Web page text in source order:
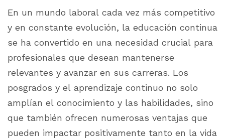
En un mundo laboral cada vez más competitivo
y en constante evolución, la educación continua
se ha convertido en una necesidad crucial para
profesionales que desean mantenerse
relevantes y avanzar en sus carreras. Los
posgrados y el aprendizaje continuo no solo
amplían el conocimiento y las habilidades, sino
que también ofrecen numerosas ventajas que
pueden impactar positivamente tanto en la vida